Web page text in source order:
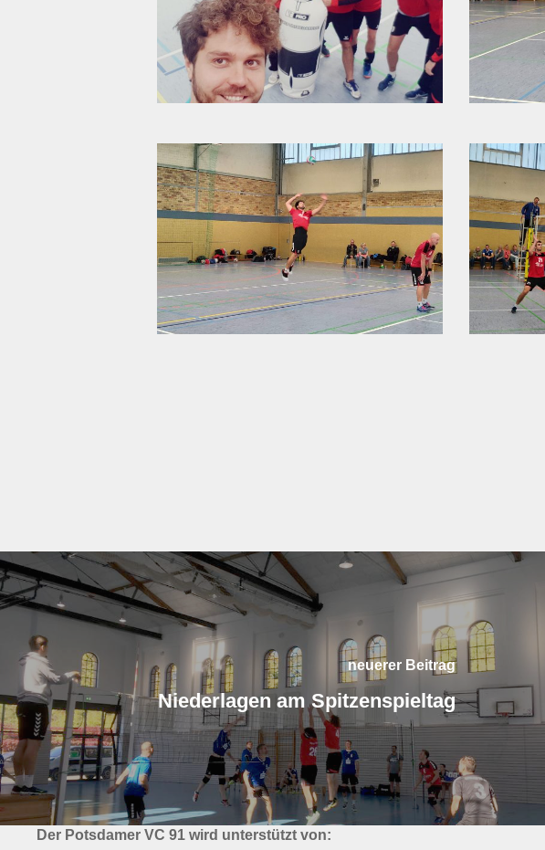
neuerer Beitrag
Niederlagen am Spitzenspieltag
Der Potsdamer VC 91 wird unterstützt von: